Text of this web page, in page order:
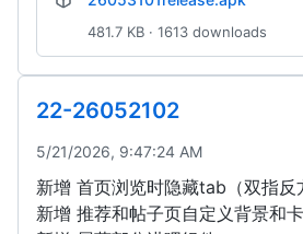
481.7 KB · 1613 downloads
22-26052102
5/21/2026, 9:47:24 AM
新增 首页浏览时隐藏tab（双指反
新增 推荐和帖子页自定义背景和